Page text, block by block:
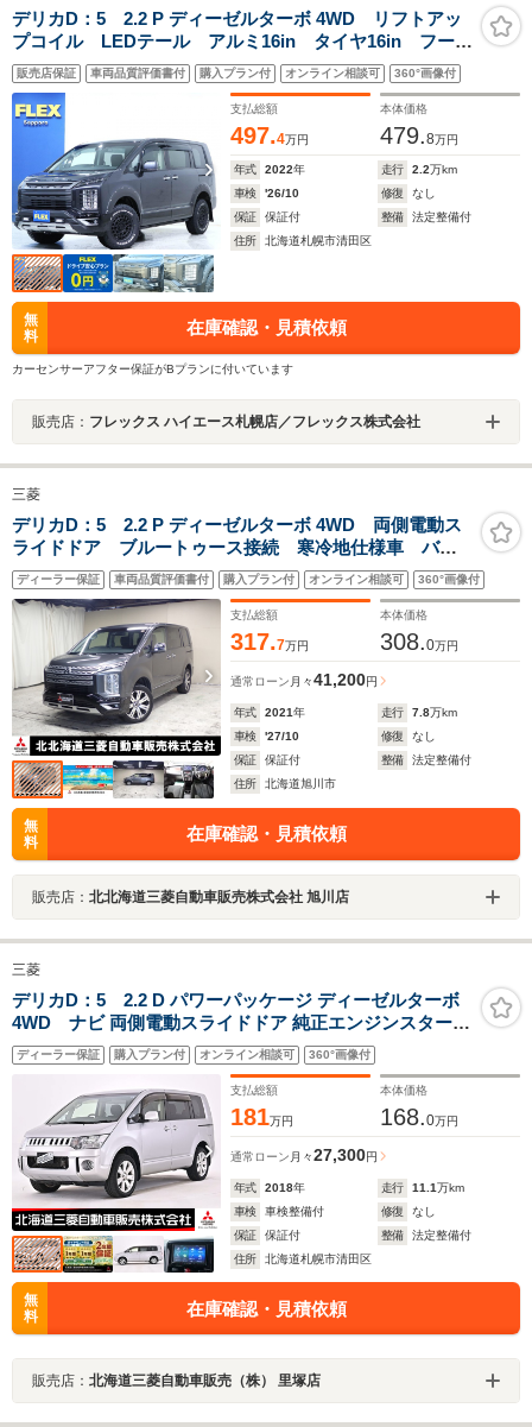
アランスソナー シー
トベンチレーション
Bluetooth ヘッドラ
イトウォッシャー
LEDライト ETC
ル 両側PWスライド
ドア
ーシート コ
ンサー スマ
ー LEDヘッ
ト ETC
デリカD：5 2.2 P ディーゼルターボ 4WD リフトアッ
プコイル LEDテール アルミ16in タイヤ16in フード
エンブレム フェンダーガーニッシュ バンパーガー
ド フロントグリル マッドガード ヘッドライトプロ
テクタ エンブレムブラック塗装
販売店保証 車両品質評価書付 購入プラン付 オンライン相談可 360°画像付
支払総額
497.4万円
本体価格
479.8万円
年式 2022年 走行 2.2万km
車検
'26/10 修復
なし
保証
保証付 整備
法定整備付
住所
北海道札幌市清田区
無
料
在庫確認・見積依頼
カーセンサーアフター保証がBプランに付いています
販売店： フレックス ハイエース札幌店／フレックス株式会社
三菱
デリカD：5 2.2 P ディーゼルターボ 4WD 両側電動ス
ライドドア ブルートゥース接続 寒冷地仕様車 バッ
クカメラ 全周囲カメラ ドライブレコーダー シート
ヒーター 認定中古車保障付き
ディーラー保証 車両品質評価書付 購入プラン付 オンライン相談可 360°画像付
支払総額
317.7万円
本体価格
308.0万円
通常ローン 月々41,200円
年式 2021年 走行 7.8万km
車検
'27/10 修復
なし
保証
保証付 整備
法定整備付
住所
北海道旭川市
無
料
在庫確認・見積依頼
販売店： 北北海道三菱自動車販売株式会社 旭川店
三菱
デリカD：5 2.2 D パワーパッケージ ディーゼルターボ
4WD ナビ 両側電動スライドドア 純正エンジンスタータ
ー 横滑り防止装置 ETC クルーズコントロール パドルシ
フト シートヒーター ワンオーナー
ディーラー保証 購入プラン付 オンライン相談可 360°画像付
支払総額
181万円
本体価格
168.0万円
通常ローン 月々27,300円
年式 2018年 走行 11.1万km
車検
車検整備付 修復
なし
保証
保証付 整備
法定整備付
住所
北海道札幌市清田区
無
料
在庫確認・見積依頼
販売店： 北海道三菱自動車販売（株） 里塚店